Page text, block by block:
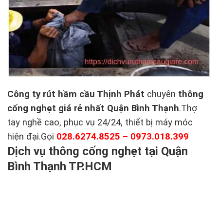
Công ty rút hầm cầu Thịnh Phát chuyên thông
cống nghẹt giá rẻ nhất Quận Bình Thạnh.Thợ
tay nghề cao, phục vụ 24/24, thiết bị máy móc
hiện đại.Gọi 028.6274.8525 – 0973.018.399
Dịch vụ thông cống nghẹt tại Quận
Bình Thạnh TP.HCM